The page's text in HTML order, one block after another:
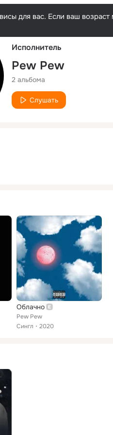
для вас. Если ваш
Исполнитель
Pew Pew
2 альбома
Слушать
Облачно
Pew Pew
Сингл
2020